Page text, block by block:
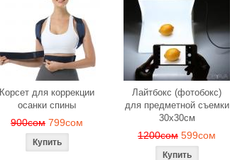
Корсет для коррекции
осанки спины
900сом 799сом
Лайтбокс (фотобокс)
для предметной съемки
30x30см
1200сом 599сом